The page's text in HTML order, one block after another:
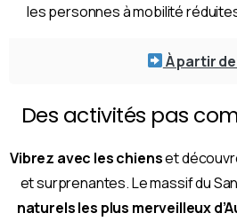
les personnes à mobilité
À partir
Des activités pas
Vibrez avec les chienset
et surprenantes. Le massif du
naturels les plus merveilleux